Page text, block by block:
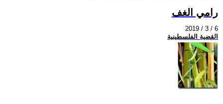
رامي الغف
2019 / 3 / 6
القضية الفلسطينية